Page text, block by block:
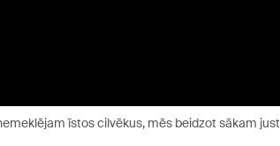
īstos cilvēkus, mēs beidzot sākam just